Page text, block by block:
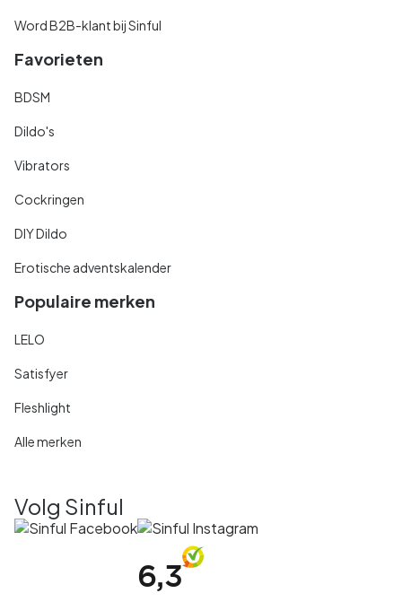
Word B2B-klant bij Sinful
Favorieten
BDSM
Dildo's
Vibrators
Cockringen
DIY Dildo
Erotische adventskalender
Populaire merken
LELO
Satisfyer
Fleshlight
Alle merken
Volg Sinful